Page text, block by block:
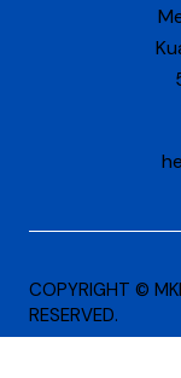
COPYRIGHT ©️
RESERVED​.